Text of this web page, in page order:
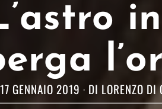
17 GENNAIO 2019 DI LORENZO DI